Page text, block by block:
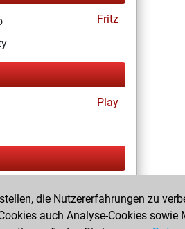
Fritz
Play
die Nutzererfahrungen zu
auch Analyse-Cookies sowie